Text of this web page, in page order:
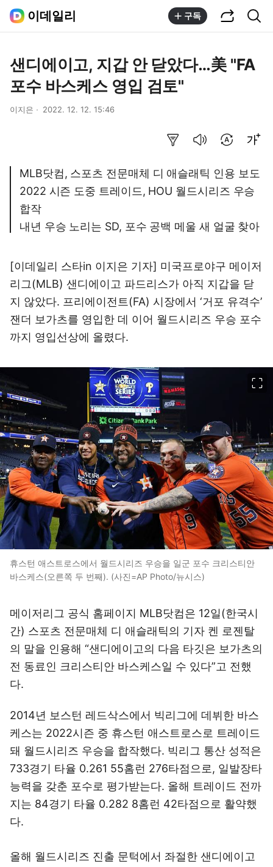
이데일리 구독
샌디에이고, 지갑 안 닫았다…美 "FA
포수 바스케스 영입 검토"
이지은 2022. 12. 12. 15:46
MLB닷컴, 스포츠 전문매체 디 애슬래틱 인용 보도
2022 시즌 도중 트레이드, HOU 월드시리즈 우승
합작
내년 우승 노리는 SD, 포수 공백 메울 새 얼굴 찾아
[이데일리 스타in 이지은 기자] 미국프로야구 메이저
리그(MLB) 샌디에이고 파드리스가 아직 지갑을 닫
지 않았다. 프리에이전트(FA) 시장에서 ‘거포 유격수’
잰더 보가츠를 영입한 데 이어 월드시리즈 우승 포수
까지 영입선상에 올렸다.
휴스턴 애스트로스에서 월드시리즈 우승을 일군 포수 크리스티안
바스케스(오른쪽 두 번째). (사진=AP Photo/뉴시스)
메이저리그 공식 홈페이지 MLB닷컴은 12일(한국시
간) 스포츠 전문매체 디 애슬래틱의 기자 켄 로젠탈
의 말을 인용해 “샌디에이고의 다음 타깃은 보가츠의
전 동료인 크리스티안 바스케스일 수 있다”고 전했
다.
2014년 보스턴 레드삭스에서 빅리그에 데뷔한 바스
케스는 2022시즌 중 휴스턴 애스트로스로 트레이드
돼 월드시리즈 우승을 합작했다. 빅리그 통산 성적은
733경기 타율 0.261 55홈런 276타점으로, 일발장타
능력을 갖춘 포수로 평가받는다. 올해 트레이드 전까
지는 84경기 타율 0.282 8홈런 42타점으로 활약했
다.
올해 월드시리즈 진출 문턱에서 좌절한 샌디에이고